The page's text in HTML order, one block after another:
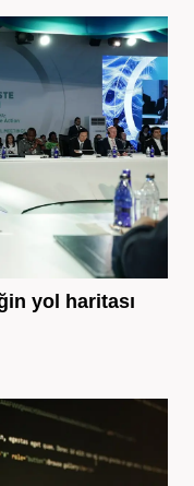
yol haritası